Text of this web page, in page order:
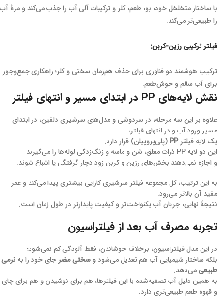
با ساختار متخلخل خود، بو، طعم، کلر و ترکیبات آلی آب را جذب می‌کند و مزهٔ آب
را طبیعی‌تر می‌کند.
فیلتر ترکیبی رزین-کربن:
ترکیب هوشمند دو فناوری برای حذف هم‌زمان سختی و کلر؛ راهکاری جمع‌وجور
برای آب سالم و خوش‌طعم.
نقش لایه‌های PP در ابتدای مسیر و انتهای فیلتر
علاوه بر این سه مرحله، در سردوشی و مدل‌های سرشیری دلفین، در ابتدای
مسیر ورود آب و در انتهای فیلتر،
یک لایه فیلترPP (پلی‌پروپیلن) قرار دارد.
این دو لایه PP ذرات معلق، شن و ماسه و زنگ‌زدگی لوله‌ها را می‌گیرند
و اجازه نمی‌دهند بخش‌های رزین و کربن زود دچار گرفتگی یا اشباع شوند.
به این ترتیب، کل مجموعه فیلتر سرشیری کارایی بیشتری پیدا می‌کند و عمر
مفید آن بالاتر می‌رود.
نتیجهٔ نهایی، جریان آب یکنواخت‌تر و کیفیت پایدارتر در طول زمان است.
تجربه مصرف آب بعد از فیلتراسیون
در این مدل فیلتراسیون، برخلاف جوشاندن، فقط آلودگی کم نمی‌شود؛
بلکه ساختار شیمیایی آب هم تعدیل می‌شود و سختی مضر جای خود را به نرمی
طبیعیمی‌دهد.
به همین دلیل آب تصفیه‌شده با این فیلترها، هم برای نوشیدن و هم برای چای
و قهوه طعم طبیعی‌تری دارد.